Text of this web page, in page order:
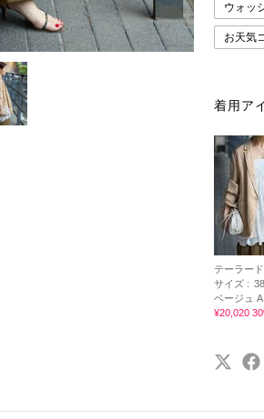
ウォッ
お天気
着用ア
テーラー
サイズ : 38
ベージュ A
¥20,020